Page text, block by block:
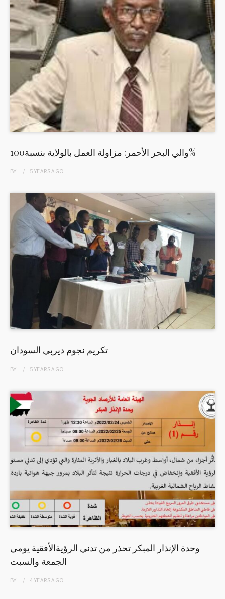
والي البحر الأحمر: مزاولة العمل بالولاية بنسبة100%
BY 5 YEARSAGO
تكريم نجوم ديربي السودان
BY 5 YEARSAGO
وحدة الإنذار المبكر تحذر من تدني الرؤيةالأفقية يومي
الجمعة والسبت
BY 4 YEARSAGO